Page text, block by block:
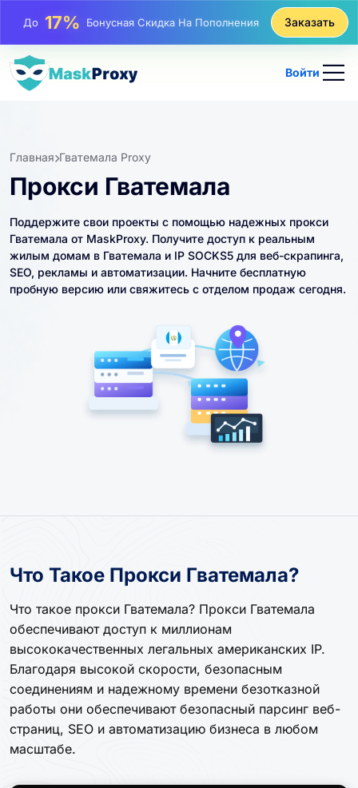
До25%Скидка На Статические Покупки IP
До81%
Заказать
Войти
Главная Гватемала Proxy
Прокси Гватемала
Поддержите свои проекты с помощью надежных прокси
Гватемала от MaskProxy. Получите доступ к реальным
жилым домам в Гватемала и IP SOCKS5 для веб-скрапинга,
SEO, рекламы и автоматизации. Начните бесплатную
пробную версию или свяжитесь с отделом продаж сегодня.
Что Такое Прокси Гватемала?
Что такое прокси Гватемала? Прокси Гватемала
обеспечивают доступ к миллионам
высококачественных легальных американских IP.
Благодаря высокой скорости, безопасным
соединениям и надежному времени безотказной
работы они обеспечивают безопасный парсинг веб-
страниц, SEO и автоматизацию бизнеса в любом
масштабе.